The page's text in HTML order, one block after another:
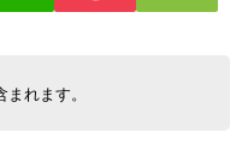
れます。